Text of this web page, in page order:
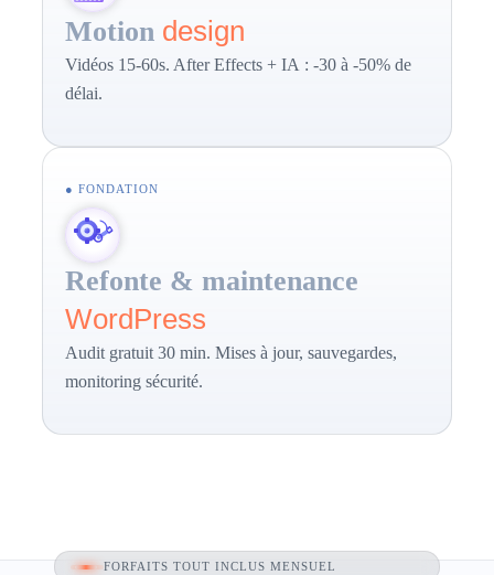
Motion design
Vidéos 15-60s. After Effects + IA : -30 à -50% de
délai.
● FONDATION
Refonte & maintenance
WordPress
Audit gratuit 30 min. Mises à jour, sauvegardes,
monitoring sécurité.
FORFAITS TOUT INCLUS MENSUEL